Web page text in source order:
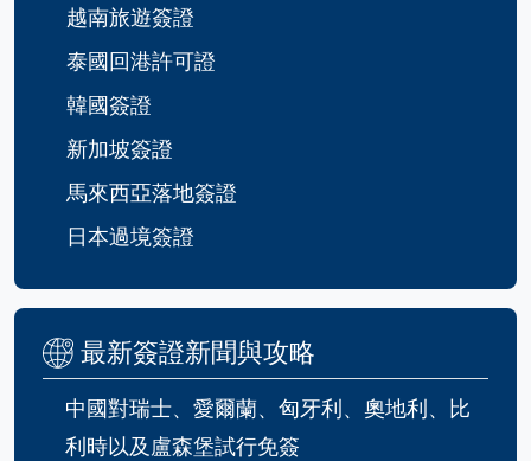
越南旅遊簽證
泰國回港許可證
韓國簽證
新加坡簽證
馬來西亞落地簽證
日本過境簽證
最新簽證新聞與攻略
中國對瑞士、愛爾蘭、匈牙利、奧地利、比
利時以及盧森堡試行免簽